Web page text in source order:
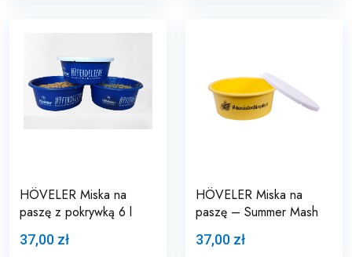
HÖVELER Miska na
paszę z pokrywką 6 l
37,00 zł
HÖVELER Miska na
paszę – Summer Mash
37,00 zł